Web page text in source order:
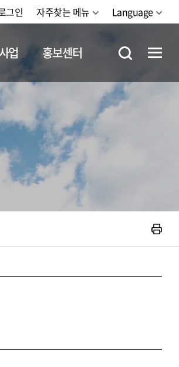
그인 자주찾는 메뉴 Language
업 홍보센터